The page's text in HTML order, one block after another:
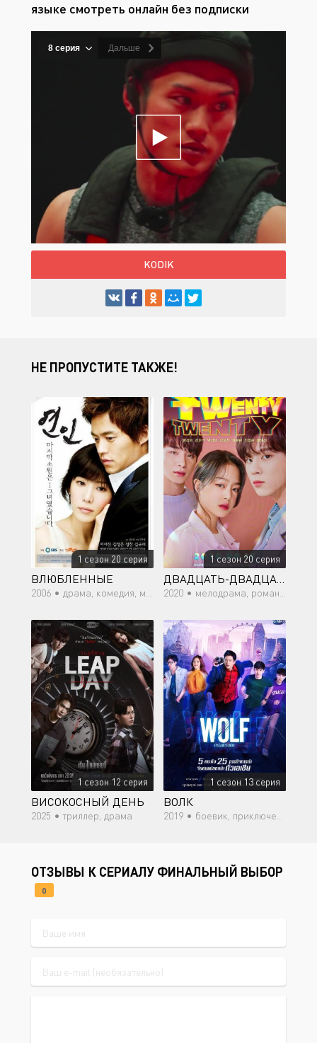
языке смотреть онлайн без подписки
KODIK
НЕ ПРОПУСТИТЕ ТАКЖЕ!
1 сезон 20 серия
ВЛЮБЛЕННЫЕ
2006 • драма, комедия, мелодрама, романтика
1 сезон 20 серия
ДВАДЦАТЬ-ДВАДЦАТЬ
2020 • мелодрама, романтика, молодость, драма
1 сезон 12 серия
ВИСОКОСНЫЙ ДЕНЬ
2025 •триллер, драма
1 сезон 13 серия
ВОЛК
2019 • боевик, приключения
ОТЗЫВЫ К СЕРИАЛУ ФИНАЛЬНЫЙ ВЫБОР
0